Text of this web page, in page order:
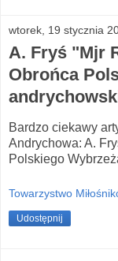
wtorek, 19 stycznia
A. Fryś "Mjr
Obrońca
Bardzo ciekawy
Andrychowa: A.
Polskiego
Towarzystwo
Udostępnij